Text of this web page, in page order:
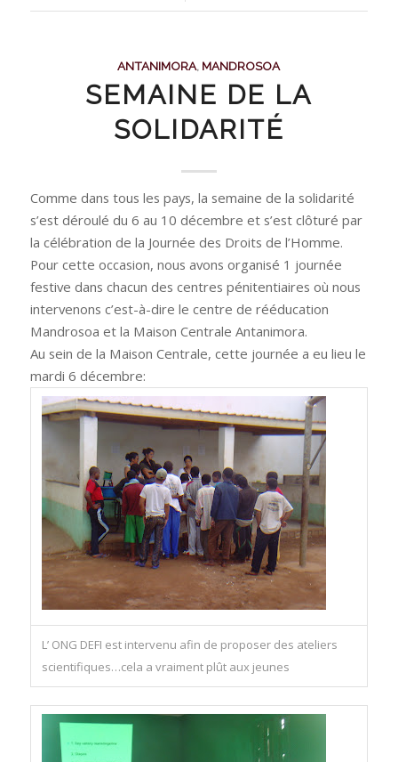
ANTANIMORA, MANDROSOA
SEMAINE DE LA
SOLIDARITÉ
Comme dans tous les pays, la semaine de la solidarité
s’est déroulé du 6 au 10 décembre et s’est clôturé par
la célébration de la Journée des Droits de l’Homme.
Pour cette occasion, nous avons organisé 1 journée
festive dans chacun des centres pénitentiaires où nous
intervenons c’est-à-dire le centre de rééducation
Mandrosoa et la Maison Centrale Antanimora.
Au sein de la Maison Centrale, cette journée a eu lieu le
mardi 6 décembre:
L’ ONG DEFI est intervenu afin de proposer des ateliers
scientifiques…cela a vraiment plût aux jeunes